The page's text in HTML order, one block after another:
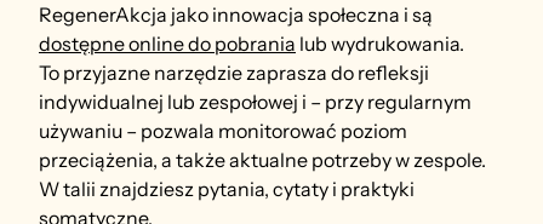
RegenerAkcja jako innowacja społeczna i są
dostępne online do pobrania lub wydrukowania.
To przyjazne narzędzie zaprasza do refleksji
indywidualnej lub zespołowej i – przy regularnym
używaniu – pozwala monitorować poziom
przeciążenia, a także aktualne potrzeby w zespole.
W talii znajdziesz pytania, cytaty i praktyki
somatyczne.